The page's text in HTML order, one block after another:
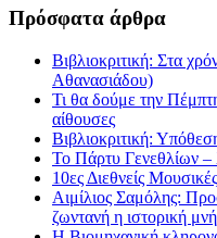
Πρόσφατα άρθρα
Βιβλιοκριτική: Στα
Αθανασιάδου)
Τι θα δούμε την
αίθουσες
Βιβλιοκριτική:
Το Πάρτυ Γενεθλίων
10ες Διεθνείς
Αιμίλιος Σαμόλης:
ζωντανή η ιστορική